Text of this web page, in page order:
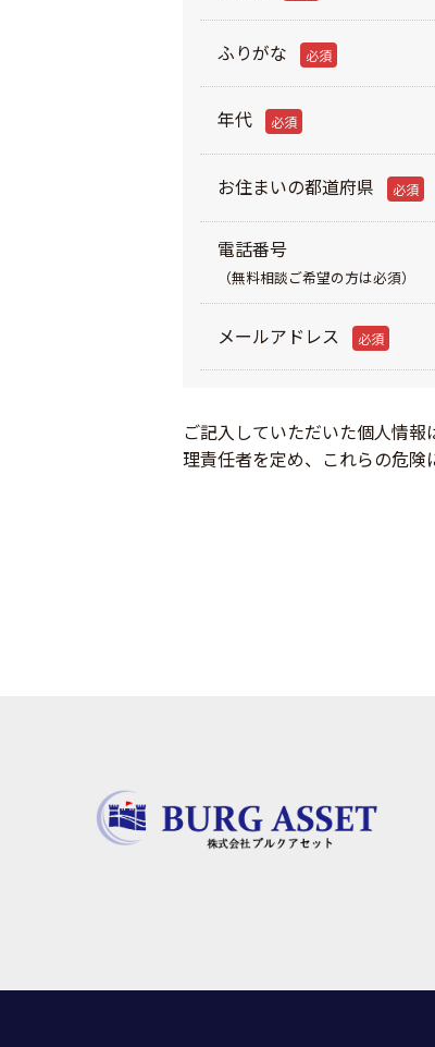
ふりがな 必須
年代 必須
お住まいの都道府県 必須
電話番号
（無料相談ご希望の方は必須）
メールアドレス 必須
ご記入していただいた個人情
理責任者を定め、これらの危険